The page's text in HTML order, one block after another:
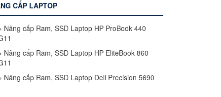
CẤP LAPTOP
Nâng cấp Ram, SSD Laptop HP ProBook 440
Nâng cấp Ram, SSD Laptop HP EliteBook 860
Nâng cấp Ram, SSD Laptop Dell Precision 5690